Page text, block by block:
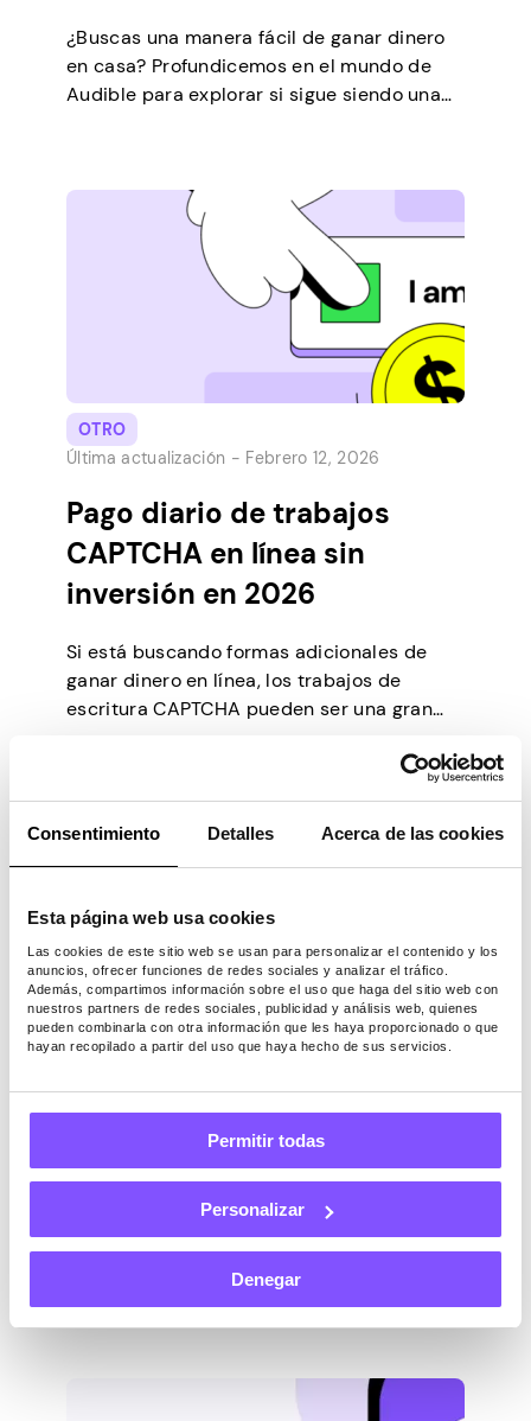
Consentimiento Detalles Acerca de las cookies
Esta página web usa cookies
Las cookies de este sitio web se usan para personalizar el contenido y los
anuncios, ofrecer funciones de redes sociales y analizar el tráfico.
Además, compartimos información sobre el uso que haga del sitio web con
nuestros partners de redes sociales, publicidad y análisis web, quienes
pueden combinarla con otra información que les haya proporcionado o que
hayan recopilado a partir del uso que haya hecho de sus servicios.
Permitir todas
Personalizar
Denegar
¿Buscas una manera fácil de ganar dinero
en casa? Profundicemos en el mundo de
Audible para explorar si sigue siendo una
alternativa que no requiere habilidades
específicas para ganar dinero. Entendiendo
la plataforma Audible El marketing […]
OTRO
Última actualización - Febrero 12, 2026
Pago diario de trabajos
CAPTCHA en línea sin
inversión en 2026
Si está buscando formas adicionales de
ganar dinero en línea, los trabajos de
escritura CAPTCHA pueden ser una gran
horario de trabajo flexible y unos ingresos
descubrirás qué son los trabajos de
deberías probar. […]
OTRO
¿Cómo abrir una tienda de
consignación sin dinero?
¿Quieres iniciar un negocio de consignación
pero te sientes atascado porque no tienes
dinero? Si ese es el caso, has aterrizado en
el artículo correcto. Las tiendas de
de negocios se sumerjan en la industria